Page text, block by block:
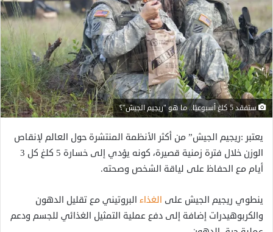
ستفقد 5 كلغ أسبوعيًا.. ما هو "ريجيم الجيش"؟
يعتبر :ريجيم الجيش” من أكثر الأنظمة المنتشرة حول العالم لإنقاص
الوزن خلال فترة زمنية قصيرة، كونه يؤدي إلى خسارة 5 كلغ كل 3
أيام مع الحفاظ على لياقة الشخص وصحته.
ينطوي ريجيم الجيش على الغذاء البروتيني مع تقليل الدهون
والكربوهيدرات إضافة إلى دفع عملية التمثيل الغذائي للجسم ودعم